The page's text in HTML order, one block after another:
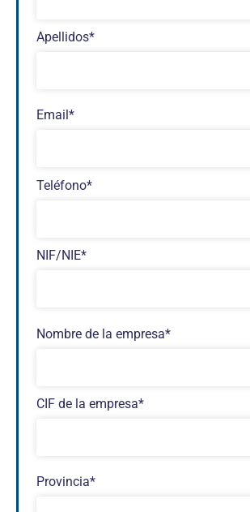
Apellidos*
Email*
Teléfono*
NIF/NIE*
Nombre de la empresa*
CIF de la empresa*
Provincia*